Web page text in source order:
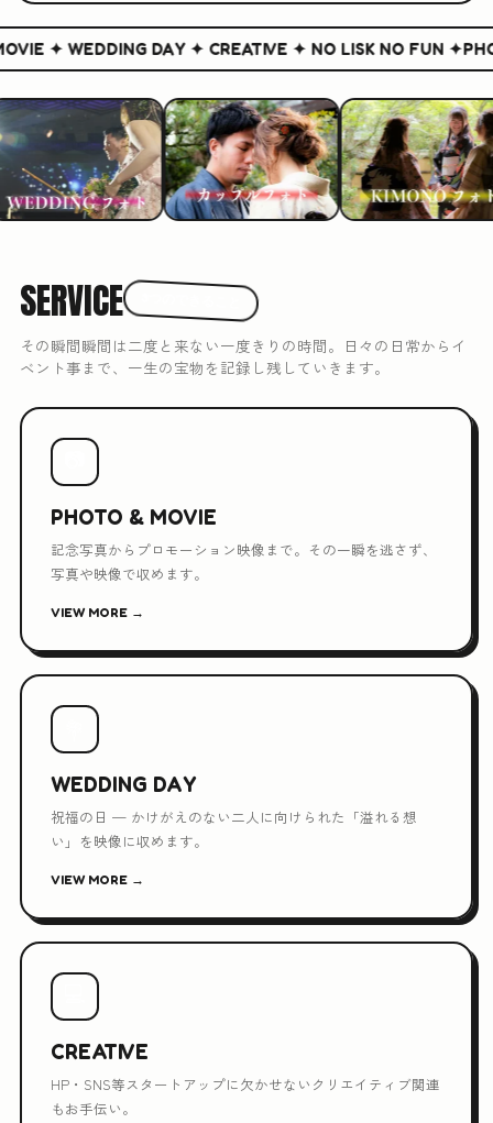
✦ WEDDING DAY ✦ CREATIVE ✦ NO LISK NO FUN ✦
SERVICE
その瞬間瞬間は二度と来ない一度きりの時間。日々の日常からイ
ベント事まで、一生の宝物を記録し残していきます。
PHOTO & MOVIE
記念写真からプロモーション映像まで。その一瞬を逃さず、
写真や映像で収めます。
VIEW MORE →
WEDDING DAY
祝福の日 — かけがえのない二人に向けられた「溢れる想
い」を映像に収めます。
VIEW MORE →
CREATIVE
HP・SNS等スタートアップに欠かせないクリエイティブ関連
もお手伝い。